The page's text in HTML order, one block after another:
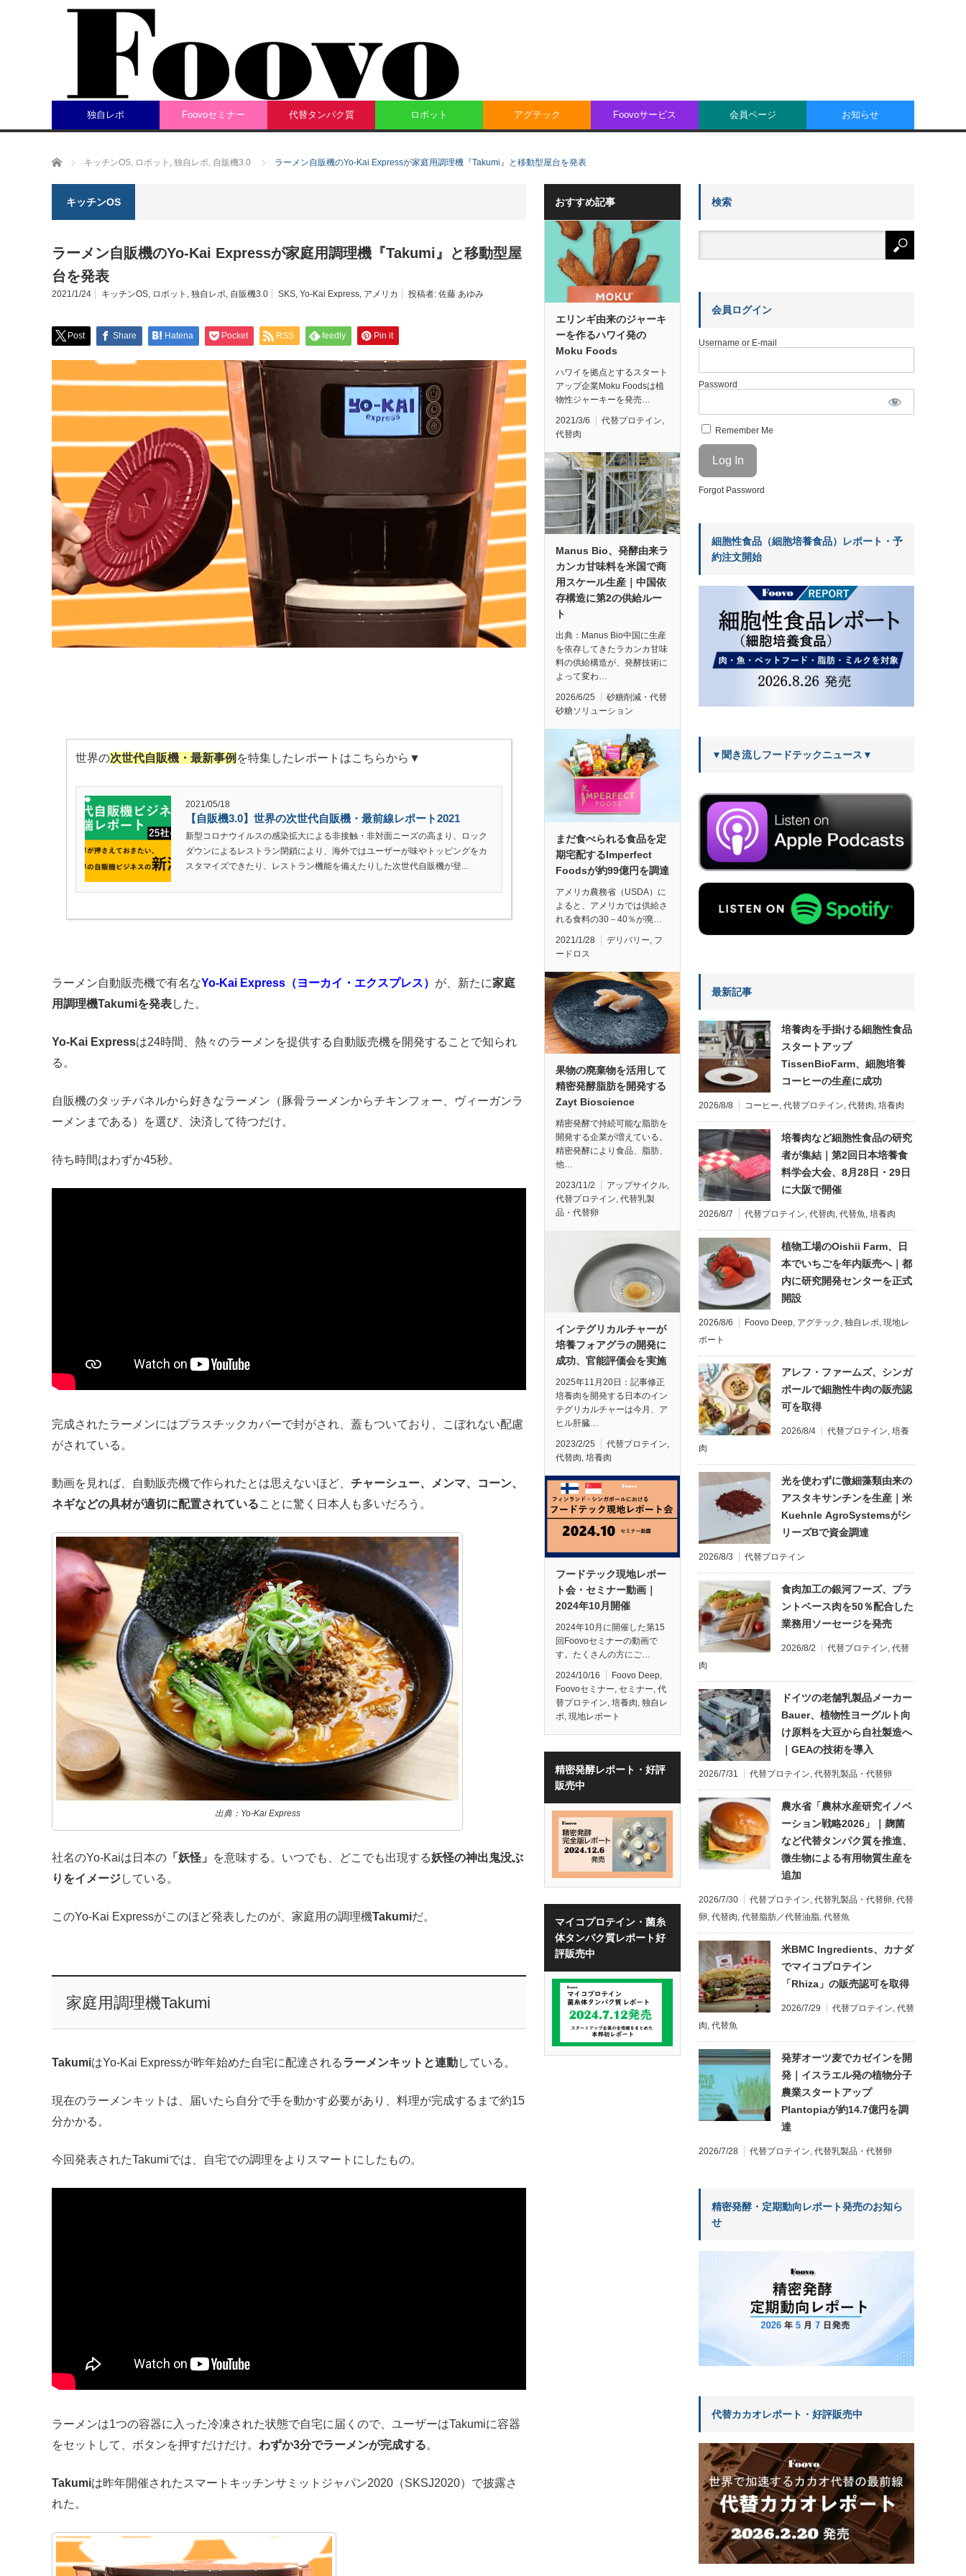
独自レポ Foovoセミナー 代替タンパク質 ロボット アグテック Foovoサービス 会員ページ お知らせ
ホーム キッチンOS, ロボット , 独自レポ, 自販機3.0 ラーメン自販機のYo-Kai Expressが家庭用調理機『Takumi』と移動型屋台を発表
キッチンOS
ラーメン自販機のYo-Kai Expressが家庭用調理機『Takumi』と移動型屋
台を発表
2021/1/24 キッチンOS, ロボット , 独自レポ, 自販機3.0 SKS, Yo-Kai Express, アメリカ 投稿者: 佐藤 あゆみ
Post Share Hatena Pocket RSS feedly Pin it
世界の次世代自販機・最新事例 を特集したレポートはこちらから▼
2021/05/18
【自販機3.0】世界の次世代自販機・最前線レポート2021
新型コロナウイルスの感染拡大による非接触・非対面ニーズの高まり、ロック
ダウンによるレストラン閉鎖により、海外ではユーザーが味やトッピングをカ
スタマイズできたり、レストラン機能を備えたりした次世代自販機が登...
ラーメン自動販売機で有名なYo-Kai Express（ヨーカイ・エクスプレス） が、新たに家庭
用調理機Takumiを発表した。
Yo-Kai Expressは24時間、熱々のラーメンを提供する自動販売機を開発することで知られ
る。
自販機のタッチパネルから好きなラーメン（豚骨ラーメンからチキンフォー、ヴィーガンラ
ーメンまである）を選び、決済して待つだけ。
待ち時間はわずか45秒。
完成されたラーメンにはプラスチックカバーで封がされ、蓋もついており、こぼれない配慮
がされている。
動画を見れば、自動販売機で作られたとは思えないほど、 チャーシュー、メンマ、コーン、
ネギなどの具材が適切に配置されていることに驚く日本人も多いだろう。
出典：Yo-Kai Express
社名のYo-Kaiは日本の 「妖怪」 を意味する。いつでも、どこでも出現する妖怪の神出鬼没ぶ
りをイメージしている。
このYo-Kai Expressがこのほど発表したのが、家庭用の調理機Takumiだ。
家庭用調理機Takumi
TakumiはYo-Kai Expressが昨年始めた自宅に配達されるラーメンキットと連動している。
現在のラーメンキットは、届いたら自分で手を動かす必要があり、料理が完成するまで約15
分かかる。
今回発表されたTakumiでは、自宅での調理をよりスマートにしたもの。
ラーメンは1つの容器に入った冷凍された状態で自宅に届くので、ユーザーはTakumiに容器
をセットして、ボタンを押すだけだけ。 わずか3分でラーメンが完成する。
Takumiは昨年開催されたスマートキッチンサミットジャパン2020（SKSJ2020）で披露さ
れた。
おすすめ記事
エリンギ由来のジャーキ
ーを作るハワイ発の
Moku Foods
ハワイを拠点とするスタート
アップ企業Moku Foodsは植
物性ジャーキーを発売…
2021/3/6 代替プロテイン,
代替肉
Manus Bio、発酵由来ラ
カンカ甘味料を米国で商
用スケール生産｜中国依
存構造に第2の供給ルー
ト
出典：Manus Bio中国に生産
を依存してきたラカンカ甘味
料の供給構造が、発酵技術に
よって変わ…
2026/6/25
砂糖削減・代替
砂糖ソリューション
まだ食べられる食品を定
期宅配するImperfect
Foodsが約99億円を調達
アメリカ農務省（USDA）に
よると、アメリカでは供給さ
れる食料の30－40％が廃…
2021/1/28 デリバリー, フ
ードロス
果物の廃棄物を活用して
精密発酵脂肪を開発する
Zayt Bioscience
精密発酵で持続可能な脂肪を
開発する企業が増えている。
精密発酵により食品、脂肪、
他…
2023/11/2 アップサイクル,
代替プロテイン, 代替乳製
品・代替卵
インテグリカルチャーが
培養フォアグラの開発に
成功、官能評価会を実施
2025年11月20日：記事修正
培養肉を開発する日本のイン
テグリカルチャーは今月、ア
ヒル肝臓…
2023/2/25 代替プロテイン,
代替肉, 培養肉
フードテック現地レポー
ト会・セミナー動画｜
2024年10月開催
2024年10月に開催した第15
回Foovoセミナーの動画で
す。たくさんの方にご…
2024/10/16 Foovo Deep,
Foovoセミナー, セミナー, 代
替プロテイン, 培養肉, 独自レ
ポ, 現地レポート
精密発酵レポート・好評
販売中
マイコプロテイン・菌糸
体タンパク質レポート好
評販売中
検索
会員ログイン
Username or E-mail
Password
Remember Me
Forgot Password
細胞性食品（細胞培養食品）レポート・予
約注文開始
▼聞き流しフードテックニュース▼
最新記事
培養肉を手掛ける細胞性食品
スタートアップ
TissenBioFarm、細胞培養
コーヒーの生産に成功
2026/8/8 コーヒー 代替プロテイン 代替肉 培養肉
培養肉など細胞性食品の研究
者が集結｜第2回日本培養食
料学会大会、8月28日・29日
に大阪で開催
2026/8/7 代替プロテイン 代替肉 代替魚 培養肉
植物工場のOishii Farm、日
本でいちごを年内販売へ｜都
内に研究開発センターを正式
開設
2026/8/6 Foovo Deep アグテック 独自レポ 現地レ
ポート
アレフ・ファームズ、シンガ
ポールで細胞性牛肉の販売認
可を取得
2026/8/4 代替プロテイン 培養
肉
光を使わずに微細藻類由来の
アスタキサンチンを生産｜米
Kuehnle AgroSystemsがシ
リーズBで資金調達
2026/8/3 代替プロテイン
食肉加工の銀河フーズ、プラ
ントベース肉を50％配合した
業務用ソーセージを発売
2026/8/2 代替プロテイン 代替
肉
ドイツの老舗乳製品メーカー
Bauer、植物性ヨーグルト向
け原料を大豆から自社製造へ
｜GEAの技術を導入
2026/7/31 代替プロテイン 代替乳製品・代替卵
農水省「農林水産研究イノベ
ーション戦略2026」｜麹菌
など代替タンパク質を推進、
微生物による有用物質生産を
追加
2026/7/30 代替プロテイン 代替乳製品・代替卵 代替
卵 代替肉 代替脂肪／代替油脂 代替魚
米BMC Ingredients、カナダ
でマイコプロテイン
「Rhiza」の販売認可を取得
2026/7/29 代替プロテイン 代替
肉 代替魚
発芽オーツ麦でカゼインを開
発｜イスラエル発の植物分子
農業スタートアップ
Plantopiaが約14.7億円を調
達
2026/7/28 代替プロテイン 代替乳製品・代替卵
精密発酵・定期動向レポート発売のお知ら
せ
代替カカオレポート・好評販売中